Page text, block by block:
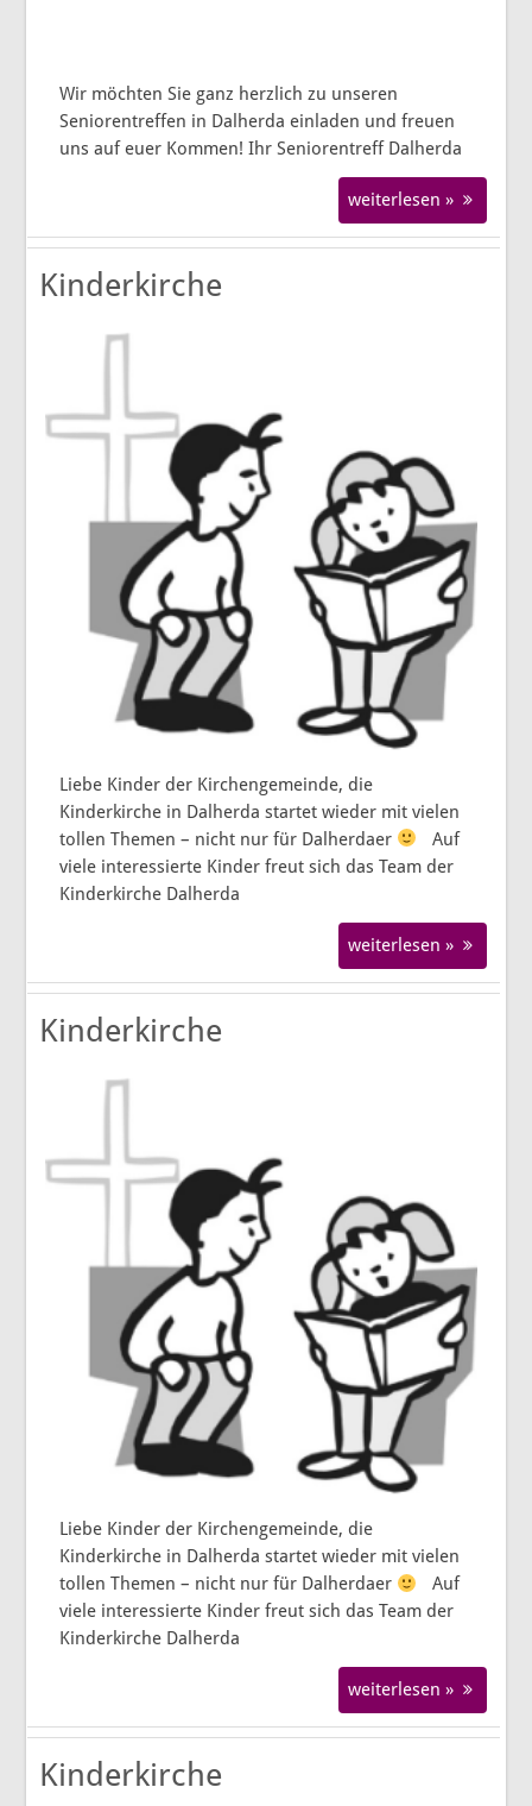
Wir möchten Sie ganz herzlich zu unseren
Seniorentreffen in Dalherda einladen und freuen
uns auf euer Kommen! Ihr Seniorentreff Dalherda
weiterlesen »
Kinderkirche
Liebe Kinder der Kirchengemeinde, die
Kinderkirche in Dalherda startet wieder mit vielen
tollen Themen – nicht nur für Dalherdaer
Auf
viele interessierte Kinder freut sich das Team der
Kinderkirche Dalherda
weiterlesen »
Kinderkirche
Liebe Kinder der Kirchengemeinde, die
Kinderkirche in Dalherda startet wieder mit vielen
tollen Themen – nicht nur für Dalherdaer
Auf
viele interessierte Kinder freut sich das Team der
Kinderkirche Dalherda
weiterlesen »
Kinderkirche